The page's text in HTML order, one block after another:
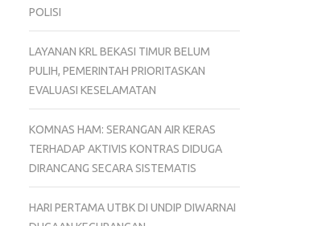
POLISI
LAYANAN KRL BEKASI TIMUR BELUM
PULIH, PEMERINTAH PRIORITASKAN
EVALUASI KESELAMATAN
KOMNAS HAM: SERANGAN AIR KERAS
TERHADAP AKTIVIS KONTRAS DIDUGA
DIRANCANG SECARA SISTEMATIS
HARI PERTAMA UTBK DI UNDIP DIWARNAI